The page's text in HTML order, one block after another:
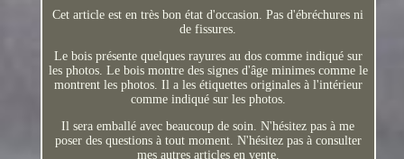
Cet article est en très bon état d'occasion. Pas d'ébréchures ni
de fissures.
Le bois présente quelques rayures au dos comme indiqué sur
les photos. Le bois montre des signes d'âge minimes comme le
montrent les photos. Il a les étiquettes originales à l'intérieur
comme indiqué sur les photos.
Il sera emballé avec beaucoup de soin. N'hésitez pas à me
poser des questions à tout moment. N'hésitez pas à consulter
mes autres articles en vente.